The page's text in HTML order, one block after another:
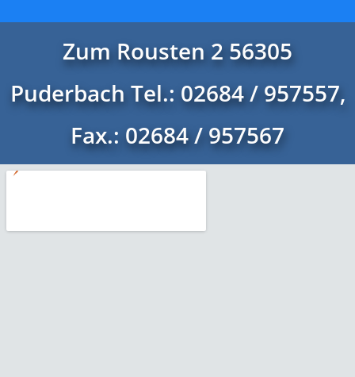
Zum Rousten 2 56305
Puderbach Tel.: 02684 / 957557,
Fax.: 02684 / 957567